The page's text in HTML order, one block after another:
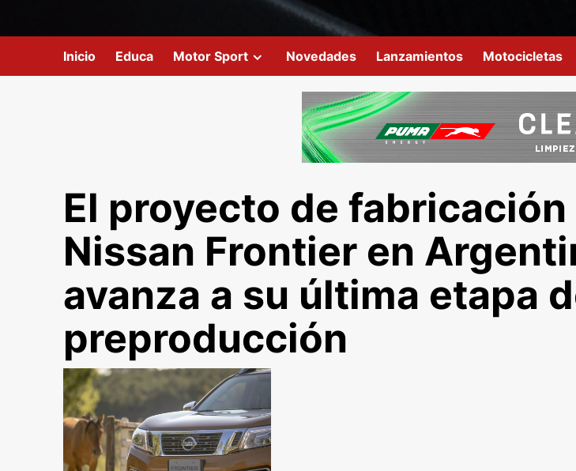
Inicio Educa Motor Sport Novedades Lanzamientos Motocicletas
El proyecto de fabricación
Nissan Frontier en
avanza a su última etapa
preproducción